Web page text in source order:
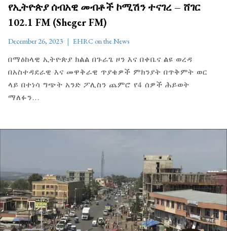
የኢትዮጵያ ሰብአዊ መብቶች ኮሚሽን ተናገረ – ሸገር
102.1 FM (Sheger FM)
December 26, 2023 EHRC on the News
በማዕከላዊ ኢትዮጵያ ክልል በጉራጌ ዞን እና በቀቤና ልዩ ወረዳ
በአስተዳደራዊ እና መዋቅራዊ ጥያቄዎች ምክንያት በጥቅምት ወር
ላይ በተነሳ ግጭት አንድ ፖሊስን ጨምሮ የ4 ሰዎች ሕይወት
ማለፉን…